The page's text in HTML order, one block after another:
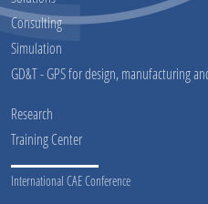
Consulting
Simulation
GD&T - GPS for design, manufacturing
Research
Training Center
International CAE Conference